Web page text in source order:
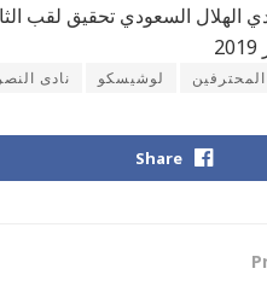
لوشيسكو نادى النصر
Share